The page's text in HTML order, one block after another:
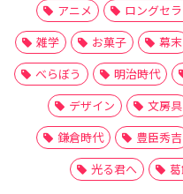
アニメ
ロングセ
雑学
お菓子 幕末
べらぼう
明治時代
デザイン
文房具
鎌倉時代
豊臣秀吉
光る君へ